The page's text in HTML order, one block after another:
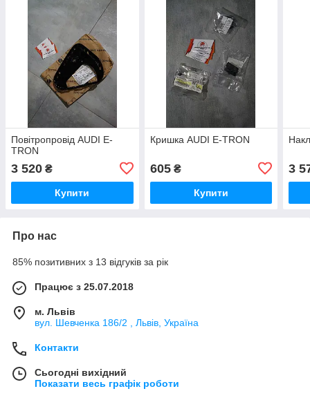
Повітропровід AUDI E-
TRON
3 520 ₴
Купити
Кришка AUDI E-TRON
605₴
Купити
3
Про нас
85% позитивних з 13 відгуків за рік
Працює з 25.07.2018
м. Львів
вул. Шевченка 186/2 , Львів, Україна
Контакти
Сьогодні вихідний
Показати весь графік роботи